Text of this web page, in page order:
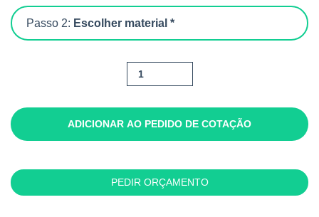
Passo 2: Escolher material *
Quantidade
de
Nyima
ADICIONAR AO PEDIDO DE COTAÇÃO
PEDIR ORÇAMENTO